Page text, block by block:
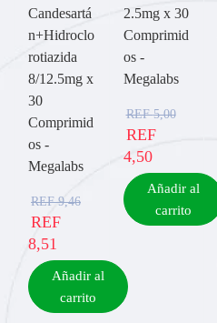
Candesartá
n+Hidroclo
rotiazida
8/12.5mg x
30
Comprimid
os -
Megalabs
REF9,46
REF
8,51
Añadir al
carrito
2.5mg x 30
Comprimid
os -
Megalabs
REF5,00
REF
4,50
Añadir al
carrito